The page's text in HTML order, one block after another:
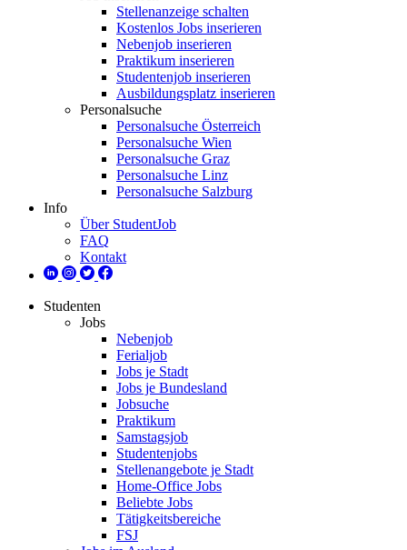
Stellenanzeige schalten
Kostenlos Jobs inserieren
Nebenjob inserieren
Praktikum inserieren
Studentenjob inserieren
Ausbildungsplatz inserieren
Personalsuche
Personalsuche Österreich
Personalsuche Wien
Personalsuche Graz
Personalsuche Linz
Personalsuche Salzburg
Info
Über StudentJob
FAQ
Kontakt
Studenten
Jobs
Nebenjob
Ferialjob
Jobs je Stadt
Jobs je Bundesland
Jobsuche
Praktikum
Samstagsjob
Studentenjobs
Stellenangebote je Stadt
Home-Office Jobs
Beliebte Jobs
Tätigkeitsbereiche
FSJ